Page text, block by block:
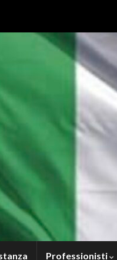
Professionisti